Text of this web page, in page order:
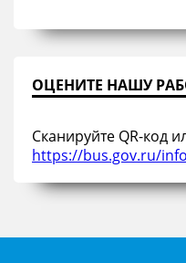
ОЦЕНИТЕ НАШУ
Сканируйте QR-код
https://bus.gov.ru/